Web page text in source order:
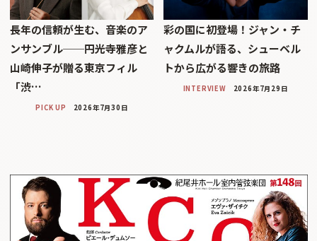
長年の信頼が生む、音楽のア
ンサンブル──円光寺雅彦と
山崎伸子が贈る東京フィル
「渋…
PICK UP 2026年7月30日
彩の国に初登場！ジャン・チ
ャクムルが語る、シューベル
トから広がる響きの旅路
INTERVIEW 2026年7月29日